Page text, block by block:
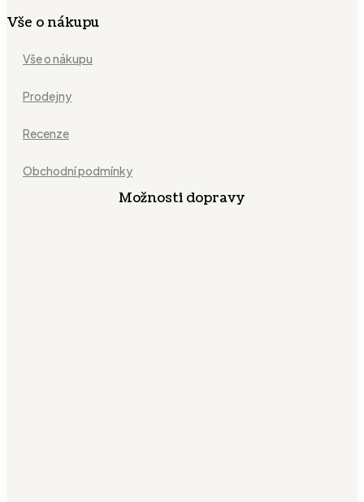
Vše o nákupu
Vše o nákupu
Prodejny
Recenze
Obchodní podmínky
Možnosti dopravy